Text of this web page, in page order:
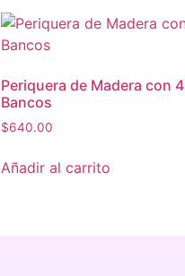
Periquera de Madera con 4
Bancos
$640.00
Añadir al carrito